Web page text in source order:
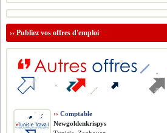
››Publiez vos offres d'emploi
›› Comptable
Newgoldenkrispys